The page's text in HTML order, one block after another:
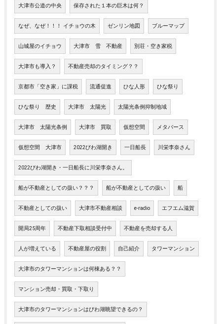
大津市公道の中央 保存された１本の巨木は何？
なぜ、なぜ！！！ イチョウの木 ゼンリン地図 ブルーマップ
山城屋のイチョウ 大津市 雪 不動産 別荘・空き家税
大津市も導入？ 不動産売却のタイミング？？
京都市「空き家」に課税 流通促進 ひな人形 ひな祭り
ひな祭り 歴史 大津市 太陽光 太陽光条例抑制地域
大津市 太陽光条例 大津市 買取 仮想空間 メタバース
仮想空間 大津市 2022びわ湖開き 一日船長 川栄李奈さん
2022びわ湖開き・一日船長に川栄李奈さん。
船が不動産としての扱い？？？ 船が不動産としての扱い 船
不動産としての扱い 大津市不動産相談 e-radio エフエム滋賀
開局25周年 不動産下取相談受付中 不動産を売却する人
人が増えている 不動産屋の役割 自己紹介 タワーマンション
大津市のタワーマンションは何棟ある？？
マンション売却・買取・下取り
大津市のタワーマンションはびわ湖眺望できるの？